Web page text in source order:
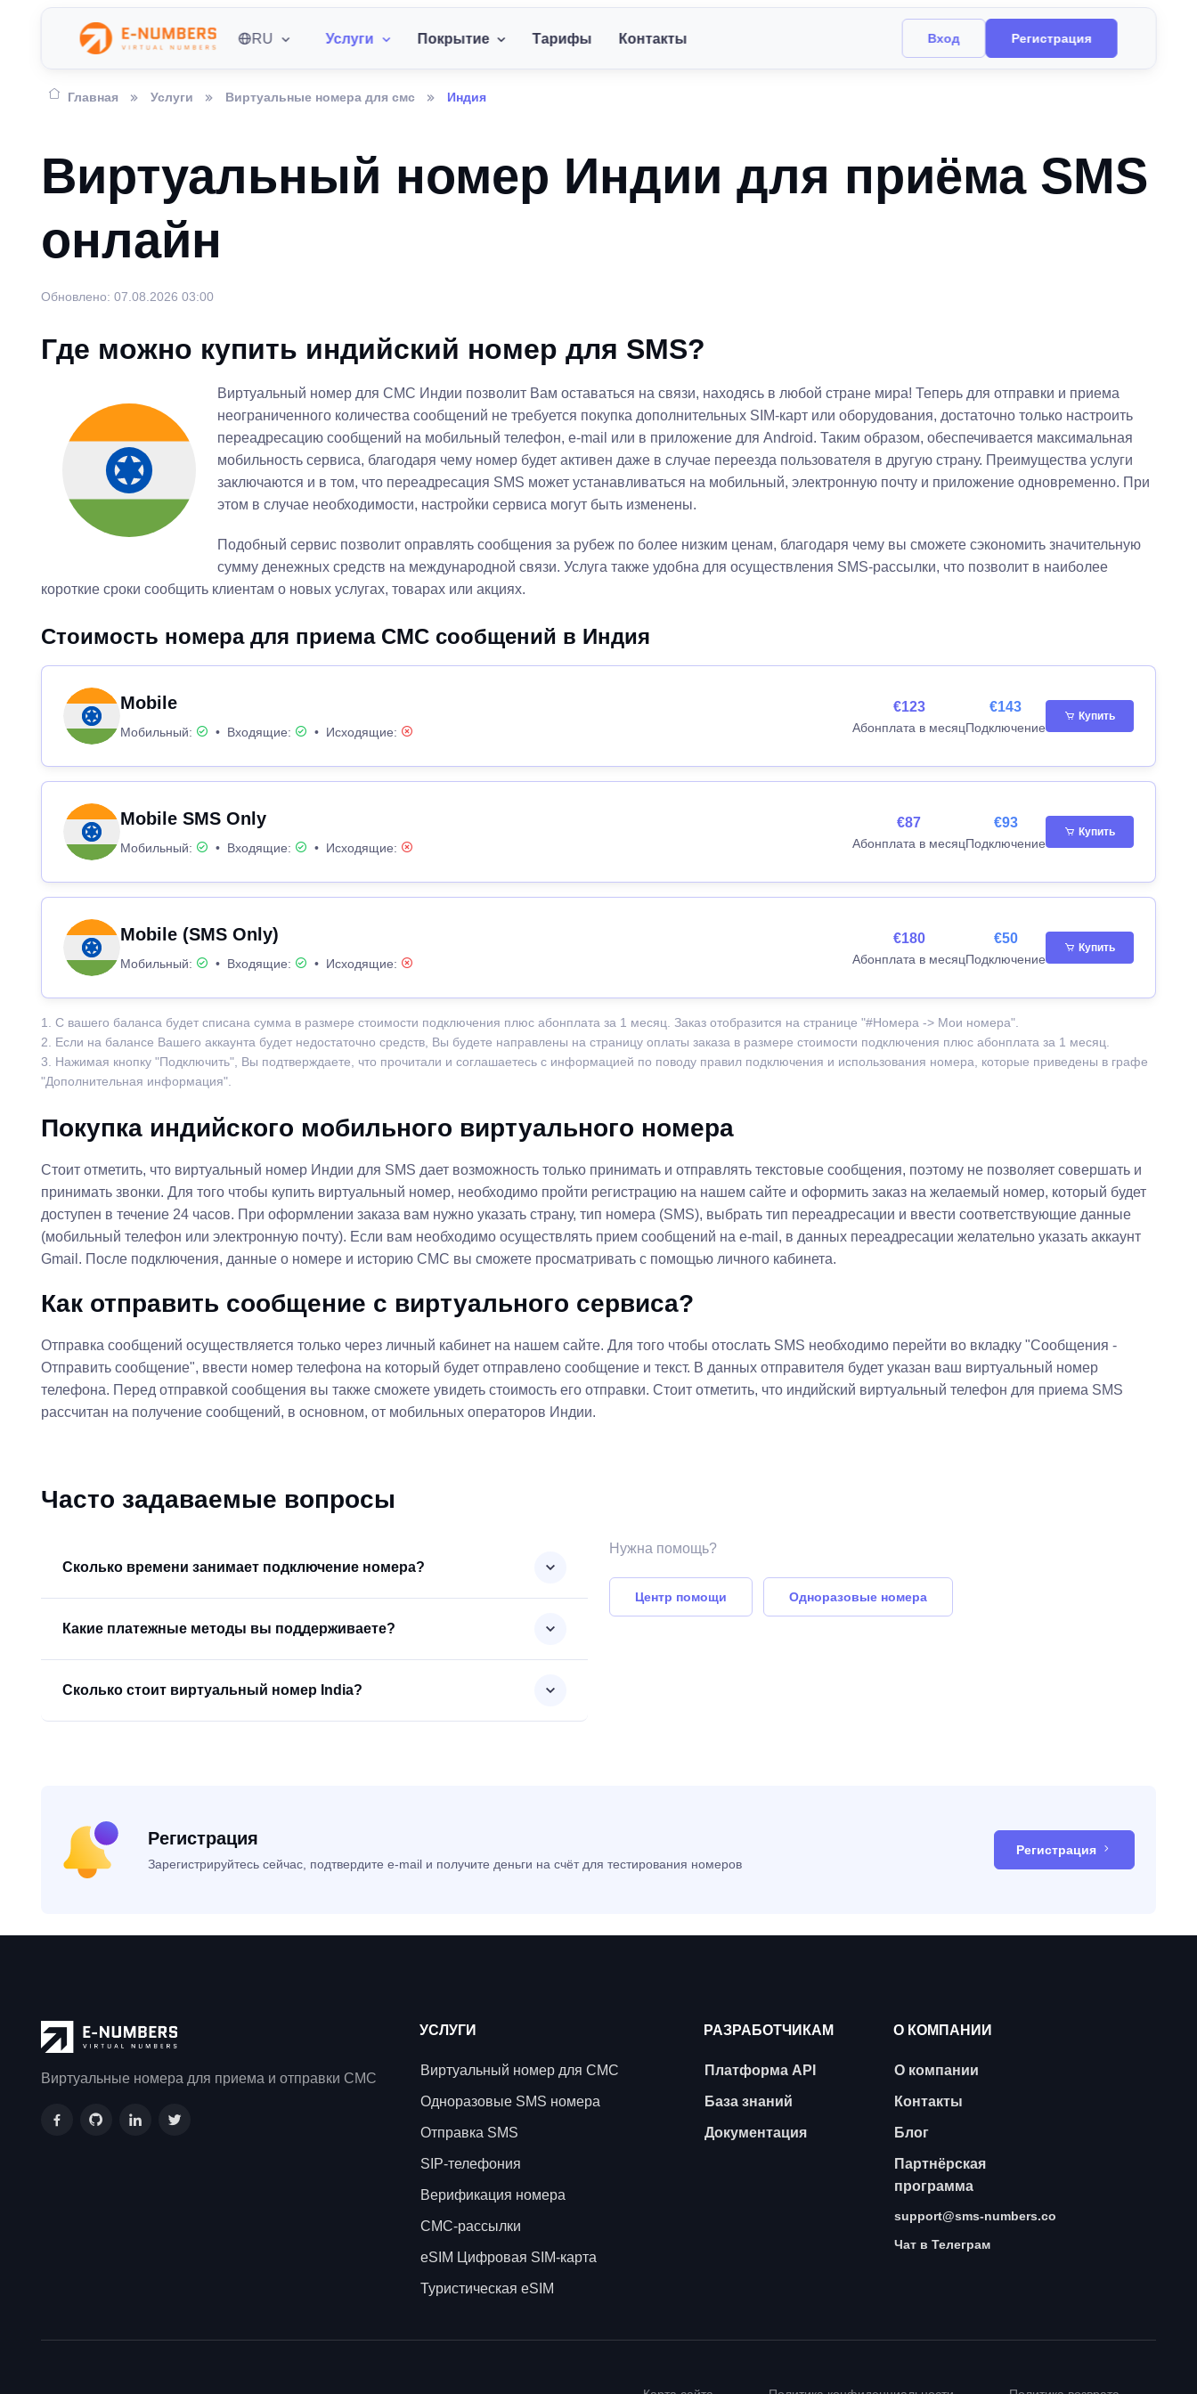
RU Услуги Покрытие Тарифы Контакты Вход Регистрация
Главная Услуги Виртуальные номера для смс Индия
Виртуальный номер Индии для приёма SMS
онлайн
Обновлено: 07.08.2026 03:00
Где можно купить индийский номер для SMS?
Виртуальный номер для СМС Индии позволит Вам оставаться на связи, находясь в любой стране мира! Теперь для отправки и приема
неограниченного количества сообщений не требуется покупка дополнительных SIM-карт или оборудования, достаточно только настроить
переадресацию сообщений на мобильный телефон, e-mail или в приложение для Android. Таким образом, обеспечивается максимальная
мобильность сервиса, благодаря чему номер будет активен даже в случае переезда пользователя в другую страну. Преимущества услуги
заключаются и в том, что переадресация SMS может устанавливаться на мобильный, электронную почту и приложение одновременно. При
этом в случае необходимости, настройки сервиса могут быть изменены.
Подобный сервис позволит оправлять сообщения за рубеж по более низким ценам, благодаря чему вы сможете сэкономить значительную
сумму денежных средств на международной связи. Услуга также удобна для осуществления SMS-рассылки, что позволит в наиболее
короткие сроки сообщить клиентам о новых услугах, товарах или акциях.
Стоимость номера для приема СМС сообщений в Индия
Mobile
Мобильный: • Входящие: • Исходящие:
€123
Абонплата в месяц
€143
Подключение
Купить
Mobile SMS Only
Мобильный: • Входящие: • Исходящие:
€87
Абонплата в месяц
€93
Подключение
Купить
Mobile (SMS Only)
Мобильный: • Входящие: • Исходящие:
€180
Абонплата в месяц
€50
Подключение
Купить
1. С вашего баланса будет списана сумма в размере стоимости подключения плюс абонплата за 1 месяц. Заказ отобразится на странице "#Номера -> Мои номера".
2. Если на балансе Вашего аккаунта будет недостаточно средств, Вы будете направлены на страницу оплаты заказа в размере стоимости подключения плюс абонплата за 1 месяц.
3. Нажимая кнопку "Подключить", Вы подтверждаете, что прочитали и соглашаетесь с информацией по поводу правил подключения и использования номера, которые приведены в графе
"Дополнительная информация".
Покупка индийского мобильного виртуального номера
Стоит отметить, что виртуальный номер Индии для SMS дает возможность только принимать и отправлять текстовые сообщения, поэтому не позволяет совершать и
принимать звонки. Для того чтобы купить виртуальный номер, необходимо пройти регистрацию на нашем сайте и оформить заказ на желаемый номер, который будет
доступен в течение 24 часов. При оформлении заказа вам нужно указать страну, тип номера (SMS), выбрать тип переадресации и ввести соответствующие данные
(мобильный телефон или электронную почту). Если вам необходимо осуществлять прием сообщений на e-mail, в данных переадресации желательно указать аккаунт
Gmail. После подключения, данные о номере и историю СМС вы сможете просматривать с помощью личного кабинета.
Как отправить сообщение с виртуального сервиса?
Отправка сообщений осуществляется только через личный кабинет на нашем сайте. Для того чтобы отослать SMS необходимо перейти во вкладку "Сообщения -
Отправить сообщение", ввести номер телефона на который будет отправлено сообщение и текст. В данных отправителя будет указан ваш виртуальный номер
телефона. Перед отправкой сообщения вы также сможете увидеть стоимость его отправки. Стоит отметить, что индийский виртуальный телефон для приема SMS
рассчитан на получение сообщений, в основном, от мобильных операторов Индии.
Часто задаваемые вопросы
Сколько времени занимает подключение номера?
Какие платежные методы вы поддерживаете?
Сколько стоит виртуальный номер India?
Нужна помощь?
Центр помощи Одноразовые номера
Регистрация
Зарегистрируйтесь сейчас, подтвердите e-mail и получите деньги на счёт для тестирования номеров
Регистрация
Виртуальные номера для приема и отправки СМС
УСЛУГИ
Виртуальный номер для СМС
Одноразовые SMS номера
Отправка SMS
SIP-телефония
Верификация номера
СМС-рассылки
eSIM Цифровая SIM-карта
Туристическая eSIM
РАЗРАБОТЧИКАМ
Платформа API
База знаний
Документация
О КОМПАНИИ
О компании
Контакты
Блог
Партнёрская
программа
support@sms-numbers.co
Чат в Телеграм